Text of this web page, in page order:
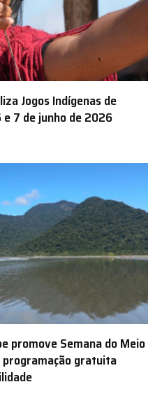
Jogos Indígenas de
7 de junho de 2026
promove Semana do Meio
gratuita